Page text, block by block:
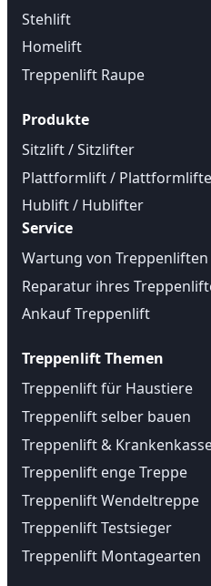
Stehlift
Homelift
Treppenlift Raupe
Produkte
Sitzlift / Sitzlifter
Plattformlift /
Hublift / Hublifter
Service
Wartung von Treppenliften
Reparatur ihres
Ankauf Treppenlift
Treppenlift Themen
Treppenlift für Haustiere
Treppenlift selber bauen
Treppenlift &
Treppenlift enge Treppe
Treppenlift Wendeltreppe
Treppenlift Testsieger
Treppenlift Montagearten